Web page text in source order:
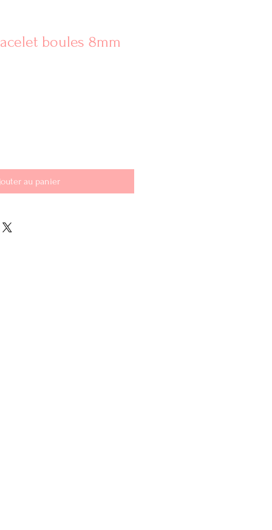
boules 8mm
au panier